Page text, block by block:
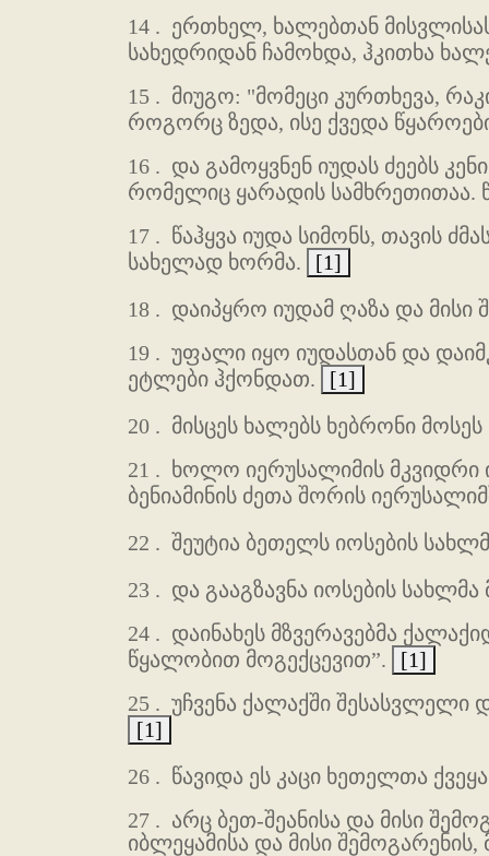
14 . ერთხელ, ხალებთან
სახედრიდან ჩამოხდა, ჰკითხა
15 . მიუგო: "მომეცი კურთხევა,
როგორც ზედა, ისე ქვედა
16 . და გამოყვნენ იუდას ძეებს
რომელიც ყარადის სამხრეთითაა.
17 . წაჰყვა იუდა სიმონს, თავის
სახელად ხორმა.
[1]
18 . დაიპყრო იუდამ ღაზა და მისი
19 . უფალი იყო იუდასთან და
ეტლები ჰქონდათ.
[1]
20 . მისცეს ხალებს ხებრონი მოსეს
21 . ხოლო იერუსალიმის მკვიდრი
ბენიამინის ძეთა შორის
22 . შეუტია ბეთელს იოსების
23 . და გააგზავნა იოსების
24 . დაინახეს მზვერავებმა
წყალობით მოგექცევით”.
[1]
25 . უჩვენა ქალაქში შესასვლელი
[1]
26 . წავიდა ეს კაცი ხეთელთა
27 . არც ბეთ-შეანისა და მისი
იბლეყამისა და მისი